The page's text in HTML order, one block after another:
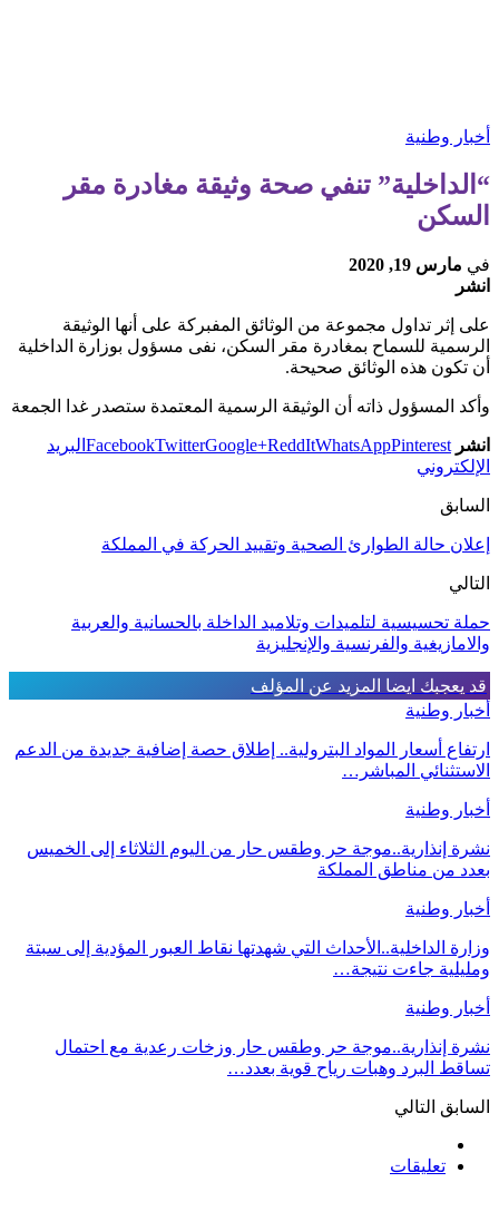
أخبار وطنية
“الداخلية” تنفي صحة وثيقة مغادرة مقر
السكن
في مارس 19, 2020
انشر
على إثر تداول مجموعة من الوثائق المفبركة على أنها الوثيقة
الرسمية للسماح بمغادرة مقر السكن، نفى مسؤول بوزارة الداخلية
أن تكون هذه الوثائق صحيحة.
وأكد المسؤول ذاته أن الوثيقة الرسمية المعتمدة ستصدر غدا الجمعة
انشر FacebookTwitterGoogle+ReddItWhatsAppPinterest
البريد
الإلكتروني
السابق
إعلان حالة الطوارئ الصحية وتقييد الحركة في المملكة
التالي
حملة تحسيسية لتلميدات وتلاميد الداخلة بالحسانية والعربية
والامازيغية والفرنسية والإنجليزية
قد يعجبك ايضا المزيد عن المؤلف
أخبار وطنية
ارتفاع أسعار المواد البترولية.. إطلاق حصة إضافية جديدة من الدعم
الاستثنائي المباشر…
أخبار وطنية
نشرة إنذارية..موجة حر وطقس حار من اليوم الثلاثاء إلى الخميس
بعدد من مناطق المملكة
أخبار وطنية
وزارة الداخلية..الأحداث التي شهدتها نقاط العبور المؤدية إلى سبتة
ومليلية جاءت نتيجة…
أخبار وطنية
نشرة إنذارية..موجة حر وطقس حار وزخات رعدية مع احتمال
تساقط البرد وهبات رياح قوية بعدد…
السابق التالي
تعليقات